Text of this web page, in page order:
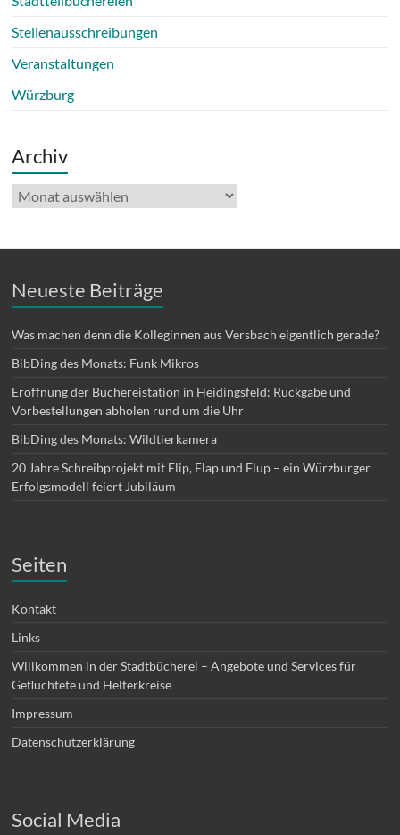
Stellenausschreibungen
Veranstaltungen
Würzburg
Archiv
Archiv
Neueste Beiträge
Was machen denn die Kolleginnen aus Versbach eigentlich gerade?
BibDing des Monats: Funk Mikros
Eröffnung der Büchereistation in Heidingsfeld: Rückgabe und
Vorbestellungen abholen rund um die Uhr
BibDing des Monats: Wildtierkamera
20 Jahre Schreibprojekt mit Flip, Flap und Flup – ein Würzburger
Erfolgsmodell feiert Jubiläum
Seiten
Kontakt
Links
Willkommen in der Stadtbücherei – Angebote und Services für
Geflüchtete und Helferkreise
Impressum
Datenschutzerklärung
Social Media